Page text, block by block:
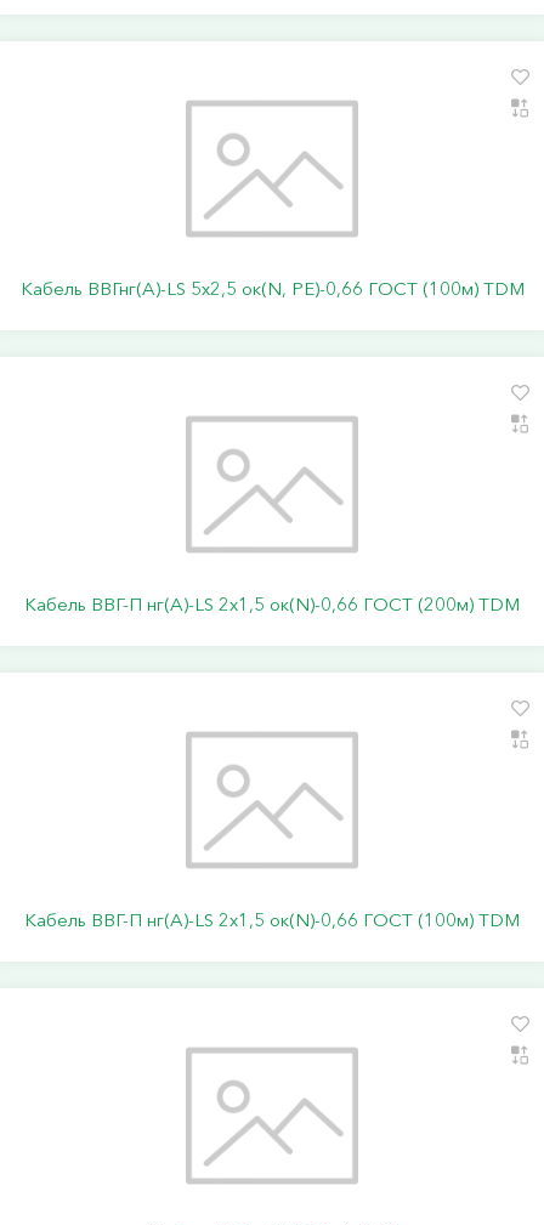
Кабель ВВГнг(А)-LS 5х2,5 ок(N, PE)-0,66 ГОСТ (100м) TDM
Кабель ВВГ-П нг(А)-LS 2х1,5 ок(N)-0,66 ГОСТ (200м) TDM
Кабель ВВГ-П нг(А)-LS 2х1,5 ок(N)-0,66 ГОСТ (100м) TDM